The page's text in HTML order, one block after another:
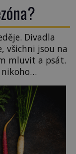
Divadla
všichni jsou na
mluvit a psát.
spojovaná
známe už
Češi […]